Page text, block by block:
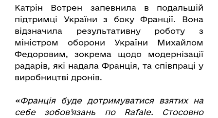
Катрін Вотрен запевнила в подальшій
підтримці України з боку Франції. Вона
відзначила результативну роботу з
міністром оборони України Михайлом
Федоровим, зокрема щодо модернізації
радарів, які надала Франція, та співпраці у
виробництві дронів.
«Франція буде дотримуватися взятих на
себе зобов’язань по Rafale. Стосовно